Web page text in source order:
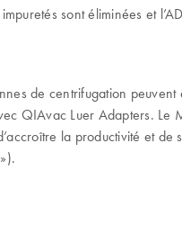
sont éliminées et
de centrifugation
QIAvac Luer Adapters. Le
la productivité et de